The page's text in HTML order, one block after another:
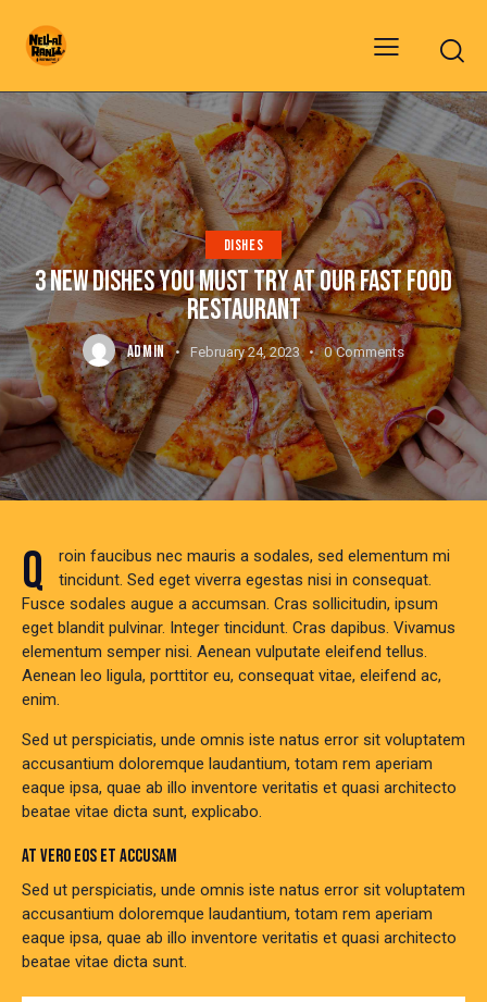
DISHES
3 NEW DISHES YOU MUST TRY AT OUR FAST FOOD
RESTAURANT
ADMIN February 24, 2023 0 Comments
Q
roin faucibus nec mauris a sodales, sed elementum mi
tincidunt. Sed eget viverra egestas nisi in consequat.
Fusce sodales augue a accumsan. Cras sollicitudin, ipsum
eget blandit pulvinar. Integer tincidunt. Cras dapibus. Vivamus
elementum semper nisi. Aenean vulputate eleifend tellus.
Aenean leo ligula, porttitor eu, consequat vitae, eleifend ac,
enim.
Sed ut perspiciatis, unde omnis iste natus error sit voluptatem
accusantium doloremque laudantium, totam rem aperiam
eaque ipsa, quae ab illo inventore veritatis et quasi architecto
beatae vitae dicta sunt, explicabo.
AT VERO EOS ET ACCUSAM
Sed ut perspiciatis, unde omnis iste natus error sit voluptatem
accusantium doloremque laudantium, totam rem aperiam
eaque ipsa, quae ab illo inventore veritatis et quasi architecto
beatae vitae dicta sunt.